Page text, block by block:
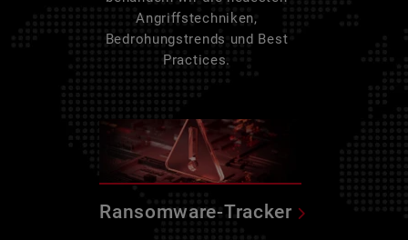
Angriffstechniken,
Bedrohungstrends und Best
Practices.
Ransomware-Tracker